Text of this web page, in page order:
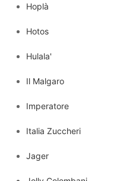
Hoplà
Hotos
Hulala'
Il Malgaro
Imperatore
Italia Zuccheri
Jager